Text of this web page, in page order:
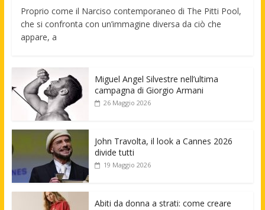
Proprio come il Narciso contemporaneo di The Pitti Pool,
che si confronta con un’immagine diversa da ciò che
appare, a
Miguel Angel Silvestre nell’ultima
campagna di Giorgio Armani
26 Maggio 2026
John Travolta, il look a Cannes 2026
divide tutti
19 Maggio 2026
Abiti da donna a strati: come creare